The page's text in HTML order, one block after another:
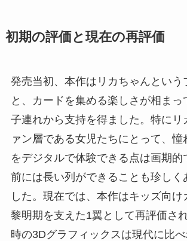
初期の評価と現在の再評価
発売当初、本作はリカちゃんという
と、カードを集める楽しさが相まっ
子連れから支持を得ました。特にリ
ァン層である女児たちにとって、憧
をデジタルで体験できる点は画期的
前には長い列ができることも珍しく
した。現在では、本作はキッズ向け
黎明期を支えた1翼として再評価さ
時の3Dグラフィックスは現代に比